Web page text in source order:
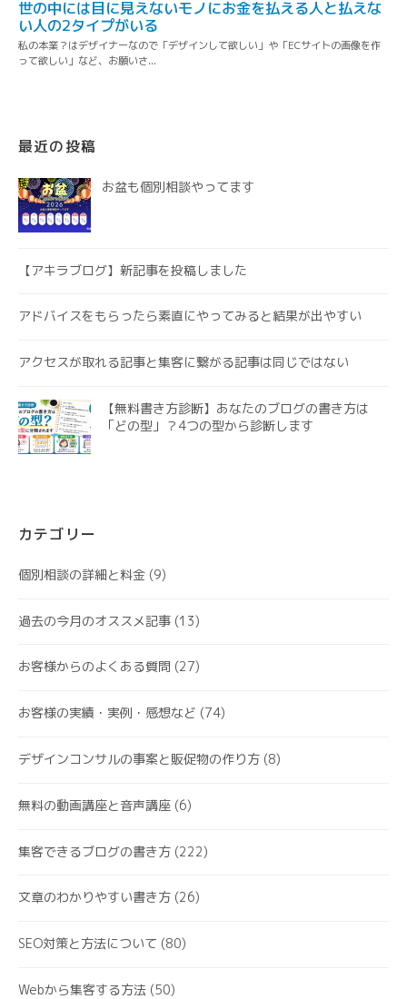
最近の投稿
お盆も個別相談やってます
【アキラブログ】新記事を投稿しました
アドバイスをもらったら素直にやってみると結果が出やすい
アクセスが取れる記事と集客に繋がる記事は同じではない
【無料書き方診断】あなたのブログの書き方は
「どの型」？4つの型から診断します
カテゴリー
個別相談の詳細と料金 (9)
過去の今月のオススメ記事 (13)
お客様からのよくある質問 (27)
お客様の実績・実例・感想など (74)
デザインコンサルの事案と販促物の作り方 (8)
無料の動画講座と音声講座 (6)
集客できるブログの書き方 (222)
文章のわかりやすい書き方 (26)
SEO対策と方法について (80)
Webから集客する方法 (50)